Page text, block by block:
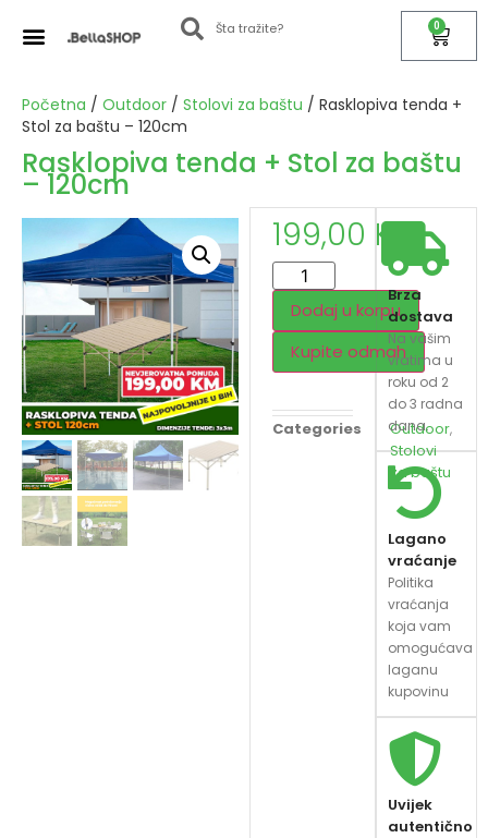
0
Početna / Outdoor / Stolovi za baštu / Rasklopiva tenda +
Stol za baštu – 120cm
Rasklopiva tenda + Stol za baštu
– 120cm
199,00 KM
Dodaj u korpu
Kupite odmah
Categories Outdoor,
Stolovi
za baštu
Brza
dostava
Na vašim
vratima u
roku od 2
do 3 radna
dana.
Lagano
vraćanje
Politika
vraćanja
koja vam
omogućava
laganu
kupovinu
Uvijek
autentično